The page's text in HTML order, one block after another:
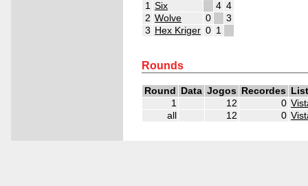
1 Six 4 4
2 Wolve 0
3
3 Hex Kriger 0 1
Rounds
Round Data Jogos Recordes
1
12 0
all
12 0